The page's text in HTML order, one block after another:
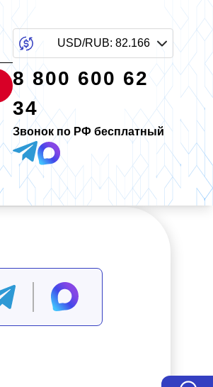
USD/RUB: 82.166
8 800 600 62
34
Звонок по РФ бесплатный